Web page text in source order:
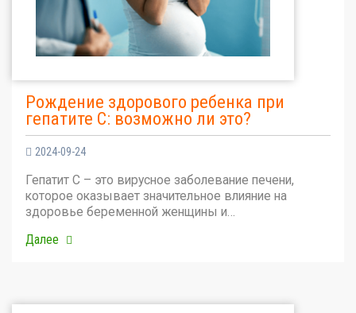
Рождение здорового ребенка при
гепатите С: возможно ли это?
2024-09-24
Гепатит С – это вирусное заболевание печени,
которое оказывает значительное влияние на
здоровье беременной женщины и…
Далее